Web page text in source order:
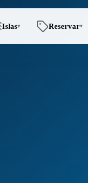
Islas▾ Reservar▾